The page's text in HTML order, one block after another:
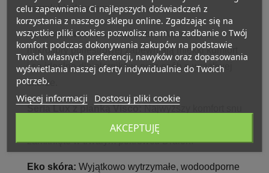
zamek błyskawiczny.
Poliester/wiskoza i mikrofibra:Materace z
mikrofibry poliestrowej zapewniają miękki komfort
i są idealne dla alergików, oraz osób o wrażliwej
skórze.
dzięki połączeniu pianki Visco i twardej pianki PU,
zamknięte w trwałym pokrowcu Dralon.
Eko skóra: Wyjątkowo wytrzymałe, wodoodporne
celu zapewnienia Ci najlepszych doświadczeń z
korzystania z naszego sklepu online. Zgadzając się na
wszystkie pliki cookies pozwolisz nam na zadbanie o Twój
komfort podczas dokonywania zakupów na podstawie
Twoich własnych preferencji, nawyków oraz dopasowania
wyświetlania naszej oferty indywidualnie do Twoich
potrzeb.
Więcej informacji Dostosuj pliki cookie
AKCEPTUJĘ